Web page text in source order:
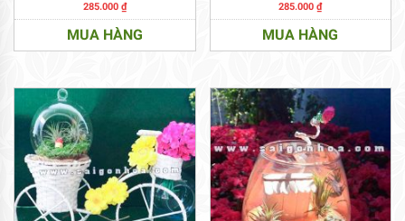
285.000 ₫
MUA HÀNG
285.000₫
MUA HÀNG